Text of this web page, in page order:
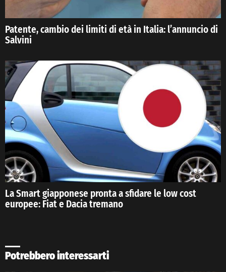
Patente, cambio dei limiti di età in Italia: l’annuncio di
Salvini
La Smart giapponese pronta a sfidare le low cost
europee: Fiat e Dacia tremano
Potrebbero interessarti